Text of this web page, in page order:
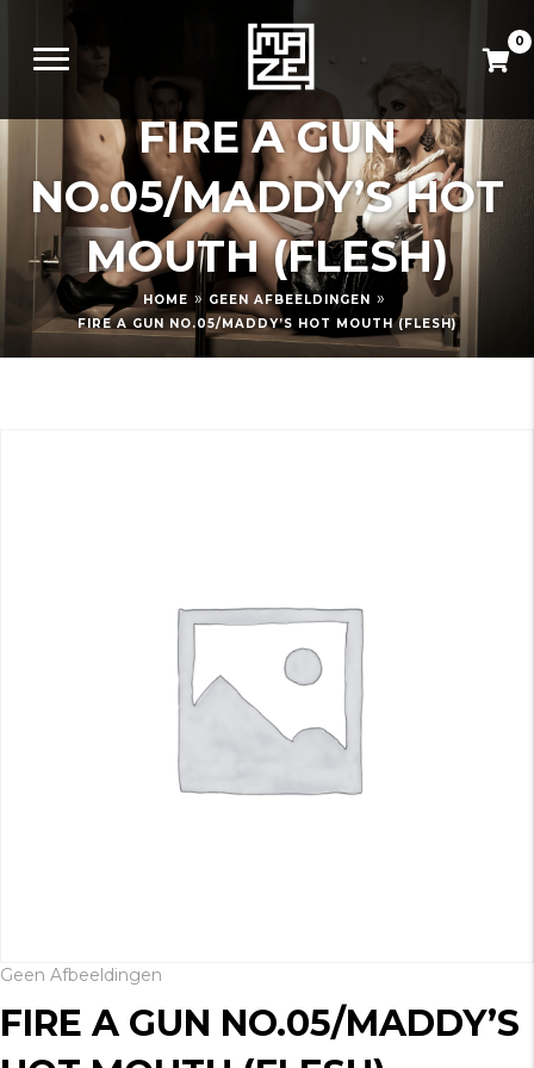
0
FIRE A GUN
NO.05/MADDY’S HOT
MOUTH (FLESH)
HOME » GEEN AFBEELDINGEN »
FIRE A GUN NO.05/MADDY’S HOT MOUTH (FLESH)
Geen Afbeeldingen
FIRE A GUN NO.05/MADDY’S